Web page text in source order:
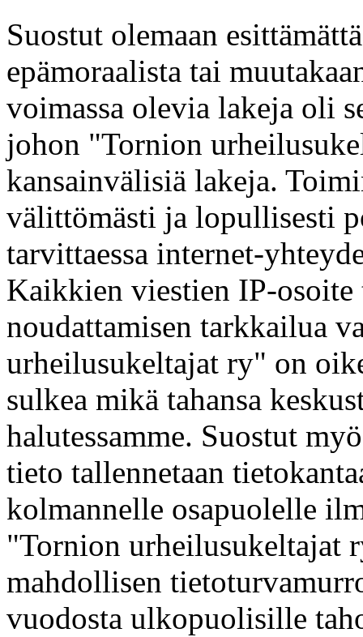
Suostut olemaan
epämoraalista tai
voimassa olevia lakeja oli
johon "Tornion
kansainvälisiä lakeja.
välittömästi ja lopullisesti
tarvittaessa internet-
Kaikkien viestien IP-osoite
noudattamisen tarkkailua
urheilusukeltajat ry" on
sulkea mikä tahansa
halutessamme. Suostut
tieto tallennetaan
kolmannelle osapuolelle
"Tornion urheilusukeltajat
mahdollisen
vuodosta ulkopuolisille